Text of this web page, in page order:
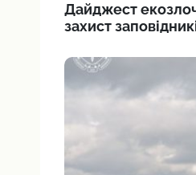
Дайджест
захист